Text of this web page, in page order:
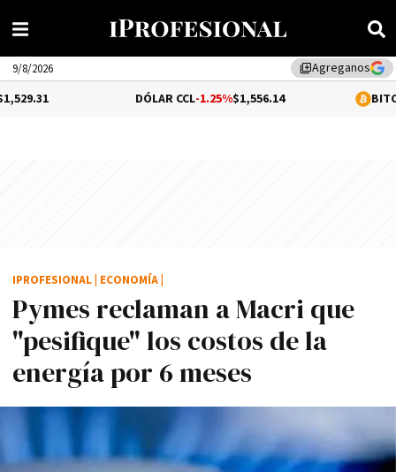
library_addAgreganos
9/8/2026
-1.25%$1,556.14 -0.04%
Pymes reclaman a Macri que
"pesifique" los costos de la
energí­a por 6 meses
IPROFESIONAL ECONOMÍA